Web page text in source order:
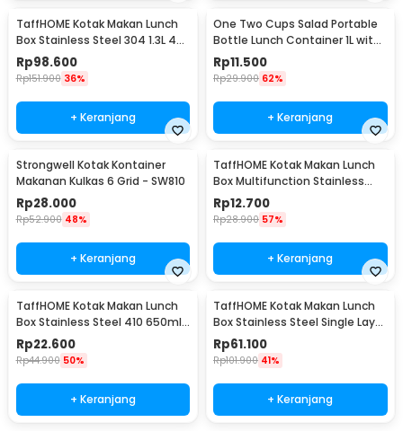
TaffHOME Kotak Makan Lunch
Box Stainless Steel 304 1.3L 4
Grid - U-4
Rp98.600
Rp151.900 36%
+ Keranjang
One Two Cups Salad Portable
Bottle Lunch Container 1L with
Fork - RF20
Rp11.500
Rp29.900 62%
+ Keranjang
Strongwell Kotak Kontainer
Makanan Kulkas 6 Grid - SW810
Rp28.000
Rp52.900 48%
+ Keranjang
TaffHOME Kotak Makan Lunch
Box Multifunction Stainless
Steel 304 550ml - AC-21
Rp12.700
Rp28.900 57%
+ Keranjang
TaffHOME Kotak Makan Lunch
Box Stainless Steel 410 650ml
- HS410
Rp22.600
Rp44.900 50%
+ Keranjang
TaffHOME Kotak Makan Lunch
Box Stainless Steel Single Layer
850ml - U-30
Rp61.100
Rp101.900 41%
+ Keranjang